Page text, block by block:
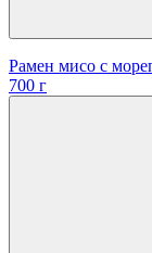
Рамен мисо с
700 г